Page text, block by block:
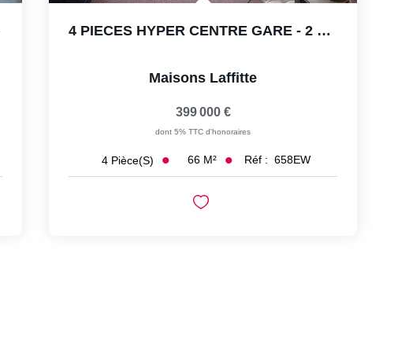
4 PIECES HYPER CENTRE GARE - 2 TERRASSES
Maisons Laffitte
399 000 €
dont 5% TTC d'honoraires
4 Pièce(s) 66 M² Réf : 658EW